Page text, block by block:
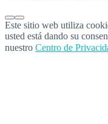
Este sitio web utiliza
usted está dando su
nuestro Centro de